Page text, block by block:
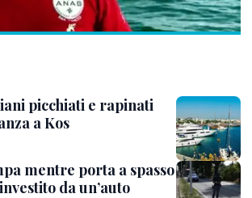
picchiati e rapinati
a Kos
mentre porta a spasso
da un’auto